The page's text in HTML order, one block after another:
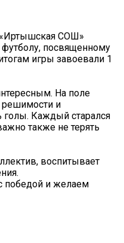
СОШ»
футболу, посвященному
игры завоевали 1
На поле
и
голы. Каждый старался
также не терять
воспитывает
победой и желаем